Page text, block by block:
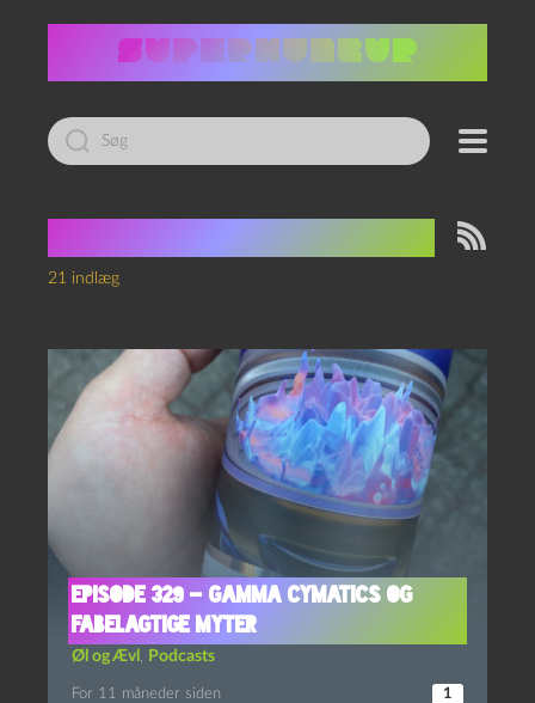
Led
efter:
21 indlæg
Episode 329 – Gamma Cymatics og
Fabelagtige Myter
Øl og Ævl , Podcasts
For 11 måneder siden 1